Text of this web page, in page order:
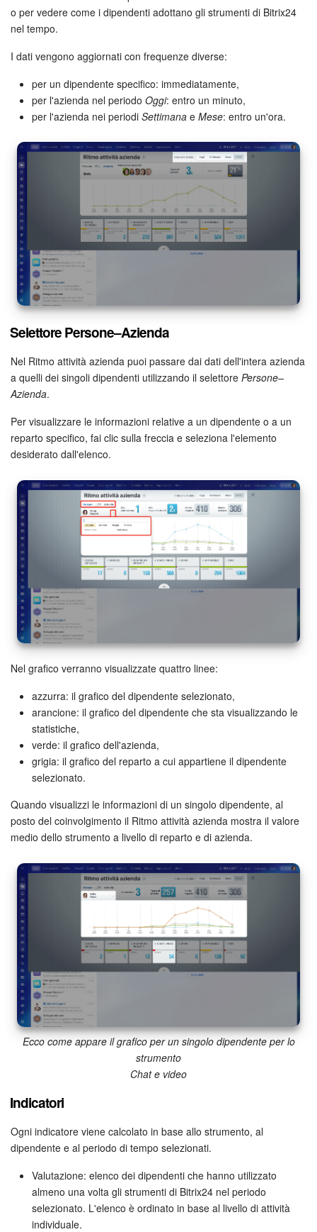
o per vedere come i dipendenti adottano gli strumenti di Bitrix24
nel tempo.
I dati vengono aggiornati con frequenze diverse:
per un dipendente specifico: immediatamente,
per l'azienda nel periodo Oggi: entro un minuto,
per l'azienda nei periodi Settimana e Mese: entro un'ora.
Selettore Persone–Azienda
Nel Ritmo attività azienda puoi passare dai dati dell'intera azienda
a quelli dei singoli dipendenti utilizzando il selettore Persone–
Azienda.
Per visualizzare le informazioni relative a un dipendente o a un
reparto specifico, fai clic sulla freccia e seleziona l'elemento
desiderato dall'elenco.
Nel grafico verranno visualizzate quattro linee:
azzurra: il grafico del dipendente selezionato,
arancione: il grafico del dipendente che sta visualizzando le
statistiche,
verde: il grafico dell'azienda,
grigia: il grafico del reparto a cui appartiene il dipendente
selezionato.
Quando visualizzi le informazioni di un singolo dipendente, al
posto del coinvolgimento il Ritmo attività azienda mostra il valore
medio dello strumento a livello di reparto e di azienda.
Ecco come appare il grafico per un singolo dipendente per lo
strumento
Chat e video
Indicatori
Ogni indicatore viene calcolato in base allo strumento, al
dipendente e al periodo di tempo selezionati.
Valutazione: elenco dei dipendenti che hanno utilizzato
almeno una volta gli strumenti di Bitrix24 nel periodo
selezionato. L'elenco è ordinato in base al livello di attività
individuale.